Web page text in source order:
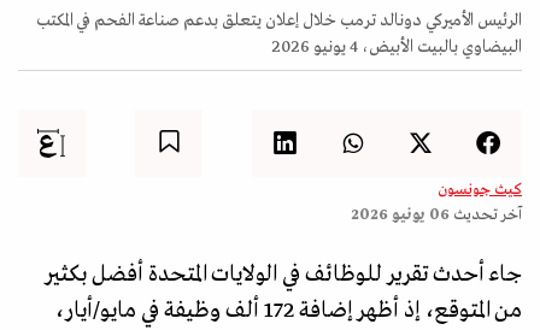
الرئيس الأميركي دونالد ترمب خلال إعلان يتعلق بدعم صناعة الفحم في المكتب
البيضاوي بالبيت الأبيض، 4 يونيو 2026
كيث جونسون
آخر تحديث 06 يونيو 2026
جاء أحدث تقرير للوظائف في الولايات المتحدة أفضل بكثير
من المتوقع، إذ أظهر إضافة 172 ألف وظيفة في مايو/أيار،